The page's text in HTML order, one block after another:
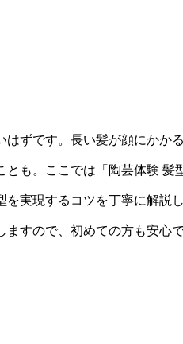
ずです。長い髪が顔にかか
も。ここでは「陶芸体験 髪
実現するコツを丁寧に解説
すので、初めての方も安心で